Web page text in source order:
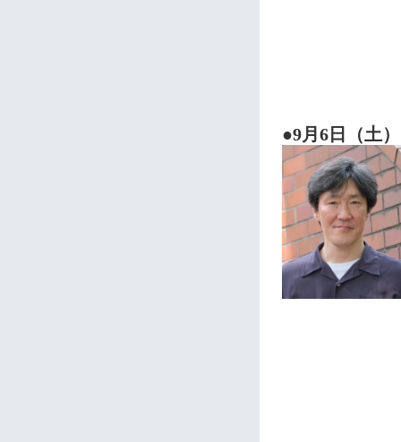
●9月6日（土